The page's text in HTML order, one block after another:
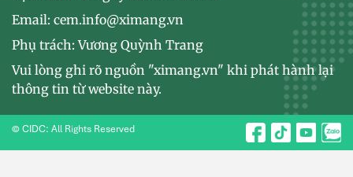
Email: cem.info@ximang.vn
Phụ trách: Vương Quỳnh Trang
Vui lòng ghi rõ nguồn "ximang.vn" khi phát hành lại
thông tin từ website này.
© CIDC: All Rights Reserved